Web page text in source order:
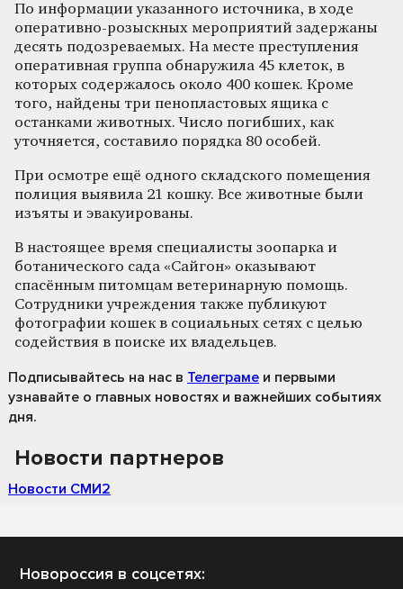
По информации указанного источника, в ходе
оперативно-розыскных мероприятий задержаны
десять подозреваемых. На месте преступления
оперативная группа обнаружила 45 клеток, в
которых содержалось около 400 кошек. Кроме
того, найдены три пенопластовых ящика с
останками животных. Число погибших, как
уточняется, составило порядка 80 особей.
При осмотре ещё одного складского помещения
полиция выявила 21 кошку. Все животные были
изъяты и эвакуированы.
В настоящее время специалисты зоопарка и
ботанического сада «Сайгон» оказывают
спасённым питомцам ветеринарную помощь.
Сотрудники учреждения также публикуют
фотографии кошек в социальных сетях с целью
содействия в поиске их владельцев.
Подписывайтесь на нас в Телеграме и первыми
узнавайте о главных новостях и важнейших событиях
дня.
Новости партнеров
Новости СМИ2
Новороссия в соцсетях: